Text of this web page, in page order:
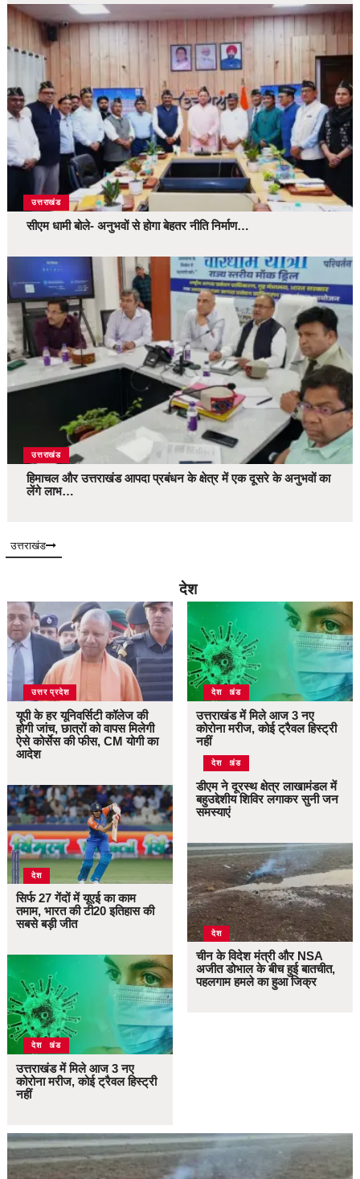
उत्तराखंड
सीएम धामी बोले- अनुभवों से होगा बेहतर नीति निर्माण…
उत्तराखंड
हिमाचल और उत्तराखंड आपदा प्रबंधन के क्षेत्र में एक दूसरे के अनुभवों का
लेंगे लाभ…
उत्तराखंड
देश
उत्तर प्रदेश
यूपी के हर यूनिवर्सिटी कॉलेज की
होगी जांच, छात्रों को वापस मिलेगी
ऐसे कोर्सेस की फीस, CM योगी का
आदेश
देश
सिर्फ 27 गेंदों में यूएई का काम
तमाम, भारत की टी20 इतिहास की
सबसे बड़ी जीत
उत्तराखंड
देश
उत्तराखंड में मिले आज 3 नए
कोरोना मरीज, कोई ट्रैवल हिस्ट्री
नहीं
उत्तराखंड
देश
उत्तराखंड में मिले आज 3 नए
कोरोना मरीज, कोई ट्रैवल हिस्ट्री
नहीं
उत्तराखंड
देश
डीएम ने दूरस्थ क्षेत्र लाखामंडल में
बहुउद्देशीय शिविर लगाकर सुनी जन
समस्याएं
देश
चीन के विदेश मंत्री और NSA
अजीत डोभाल के बीच हुई बातचीत,
पहलगाम हमले का हुआ जिक्र